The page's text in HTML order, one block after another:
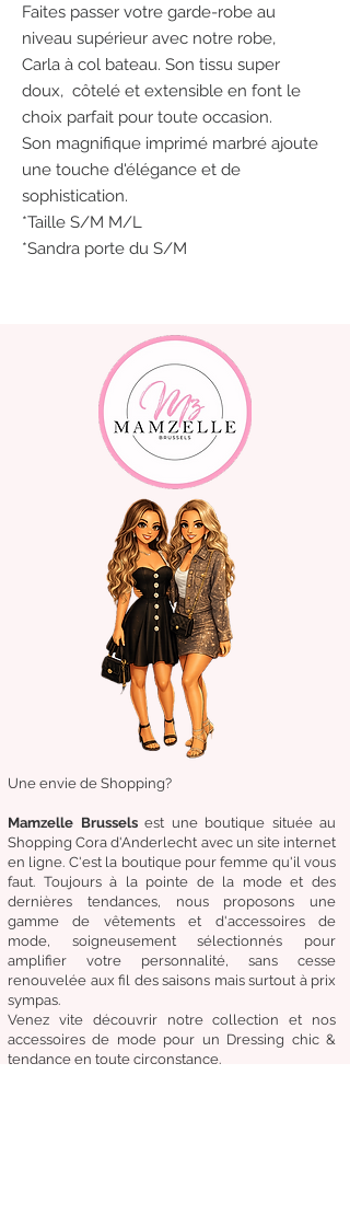
Faites passer votre garde-robe au
niveau supérieur avec notre robe,
Carla à col bateau. Son tissu super
doux, côtelé et extensible en font le
choix parfait pour toute occasion.
Son magnifique imprimé marbré ajoute
une touche d'élégance et de
sophistication.
*Taille S/M M/L
*Sandra porte du S/M
Une envie de Shopping?
Mamzelle Brussels est une boutique située au
Shopping Cora d'Anderlecht avec un site internet
en ligne. C'est la boutique pour femme qu'il vous
faut. Toujours à la pointe de la mode et des
dernières tendances, nous proposons une
gamme de vêtementset d'accessoires de
mode,
soigneusementsélectionnés pour
amplifier votre personnalité, sans cesse
renouvelée aux fil des saisons mais surtout à prix
sympas.
Venez vite découvrirnotre collection et nos
accessoires de mode pour un Dressing chic &
tendance en toute circonstance.